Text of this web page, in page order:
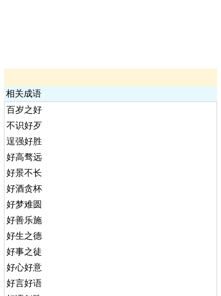
相关成语
百岁之好
不识好歹
逞强好胜
好高骛远
好景不长
好酒贪杯
好梦难圆
好善乐施
好生之德
好事之徒
好心好意
好言好语